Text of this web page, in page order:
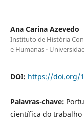
Ana Carina Azevedo
Instituto de História
e Humanas -
DOI: https://doi.org/
Palavras-chave:
científica do trabalho